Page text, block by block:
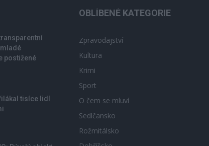
postižené
tisíce lidí
OBLÍBENÉ KATEGORIE
Zpravodajství
Kultura
Krimi
Sport
O čem se mluví
Sedlčansko
Rožmitálsko